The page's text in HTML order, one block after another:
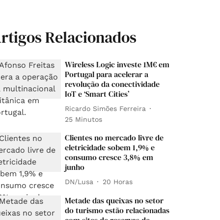
Relacionados
Wireless Logic investe 1M€ em
Portugal para acelerar a
revolução da conectividade
IoT e ‘Smart Cities’
Ricardo Simões Ferreira
25 Minutos
Clientes no mercado livre de
eletricidade sobem 1,9% e
consumo cresce 3,8% em
junho
DN/Lusa 20 Horas
Metade das queixas no setor
do turismo estão relacionadas